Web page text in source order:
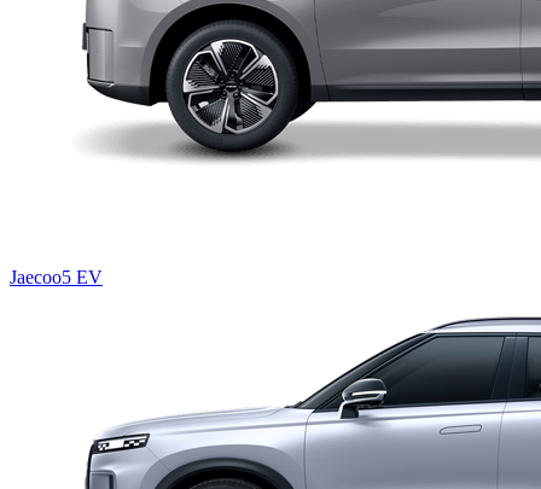
Jaecoo5 EV